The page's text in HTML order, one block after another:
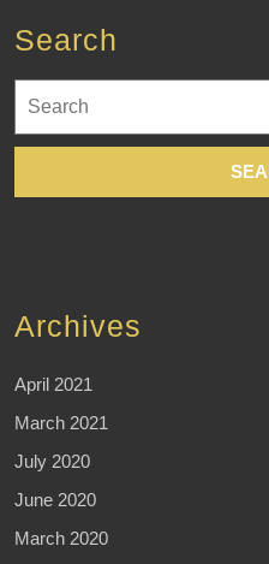
Search
for:
Archives
April 2021
March 2021
July 2020
June 2020
March 2020